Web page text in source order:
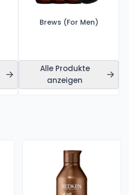
Brews (For Men)
Alle Produkte
anzeigen